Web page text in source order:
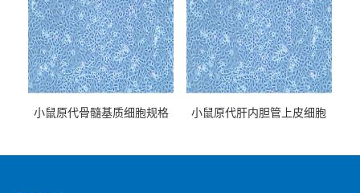
小鼠原代骨髓基质细胞规格
小鼠原代肝内胆管上皮细胞